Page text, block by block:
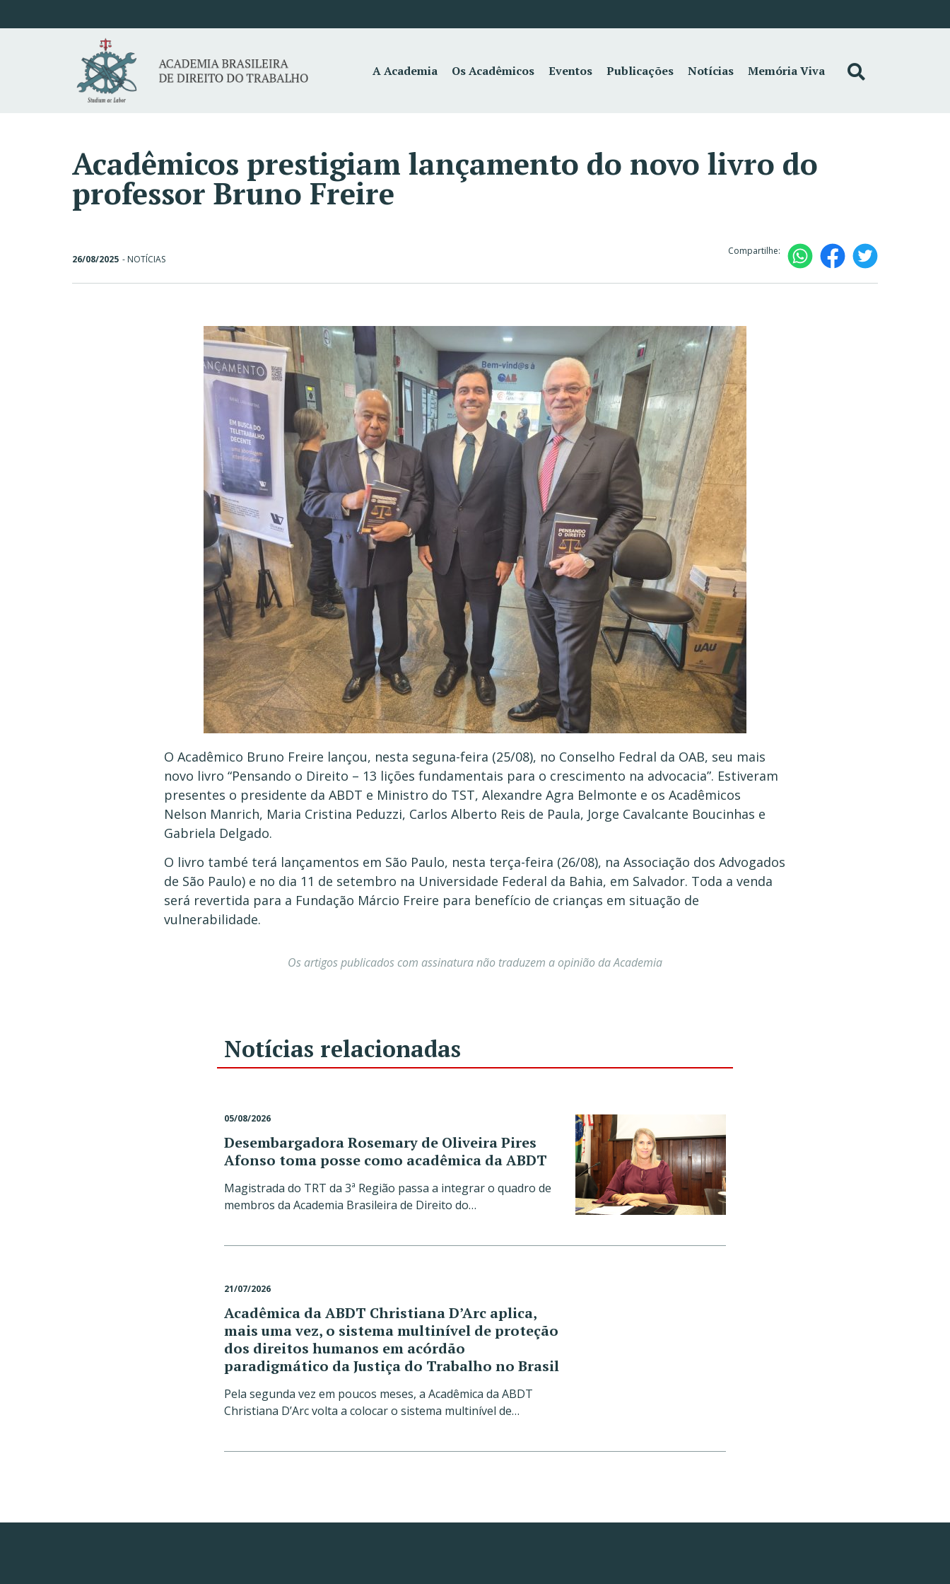
A Academia Os Acadêmicos Eventos Publicações Notícias Memória Viva
Acadêmicos prestigiam lançamento do novo livro do
professor Bruno Freire
26/08/2025 - NOTÍCIAS
Compartilhe:
O Acadêmico Bruno Freire lançou, nesta seguna-feira (25/08), no Conselho Fedral da OAB, seu mais
novo livro “Pensando o Direito – 13 lições fundamentais para o crescimento na advocacia”. Estiveram
presentes o presidente da ABDT e Ministro do TST, Alexandre Agra Belmonte e os Acadêmicos
Nelson Manrich, Maria Cristina Peduzzi, Carlos Alberto Reis de Paula, Jorge Cavalcante Boucinhas e
Gabriela Delgado.
O livro també terá lançamentos em São Paulo, nesta terça-feira (26/08), na Associação dos Advogados
de São Paulo) e no dia 11 de setembro na Universidade Federal da Bahia, em Salvador. Toda a venda
será revertida para a Fundação Márcio Freire para benefício de crianças em situação de
vulnerabilidade.
Os artigos publicados com assinatura não traduzem a opinião da Academia
Notícias relacionadas
05/08/2026
Desembargadora Rosemary de Oliveira Pires
Afonso toma posse como acadêmica da ABDT
Magistrada do TRT da 3ª Região passa a integrar o quadro de
membros da Academia Brasileira de Direito do…
21/07/2026
Acadêmica da ABDT Christiana D’Arc aplica,
mais uma vez, o sistema multinível de proteção
dos direitos humanos em acórdão
paradigmático da Justiça do Trabalho no Brasil
Pela segunda vez em poucos meses, a Acadêmica da ABDT
Christiana D’Arc volta a colocar o sistema multinível de…